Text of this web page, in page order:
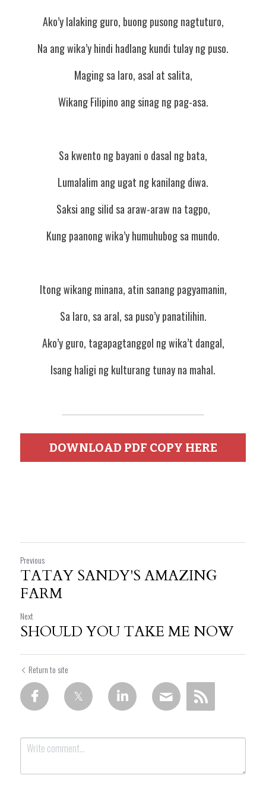
Ako’y lalaking guro, buong pusong nagtuturo,
Na ang wika’y hindi hadlang kundi tulay ng puso.
Maging sa laro, asal at salita,
Wikang Filipino ang sinag ng pag-asa.
Sa kwento ng bayani o dasal ng bata,
Lumalalim ang ugat ng kanilang diwa.
Saksi ang silid sa araw-araw na tagpo,
Kung paanong wika’y humuhubog sa mundo.
Itong wikang minana, atin sanang pagyamanin,
Sa laro, sa aral, sa puso’y panatilihin.
Ako’y guro, tagapagtanggol ng wika’t dangal,
Isang haligi ng kulturang tunay na mahal.
DOWNLOAD PDF COPY HERE
Previous
TATAY SANDY'S AMAZING
FARM
Next
SHOULD YOU TAKE ME NOW
Return to site